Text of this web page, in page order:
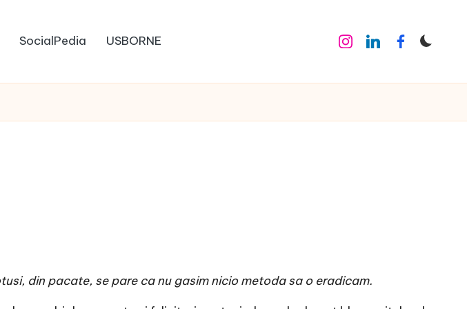
SocialPedia USBORNE Instagram
LinkedinFacebook
din pacate, se pare ca nu gasim nicio metoda sa o eradicam.